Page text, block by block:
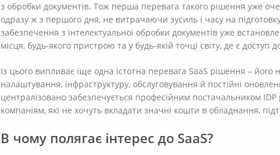
з обробки документів. Тож перша перевага такого рішення уже
одразу ж з першого дня, не витрачаючи зусиль і часу на
забезпечення з інтелектуальної обробки документів уже
місця, будь-якого пристрою та у будь-якій точці світу, де є доступ
Із цього випливає іще одна істотна перевага SaaS рішення –
налаштування, інфраструктуру, обслуговування й постійні
централізовано забезпечується професійним постачальником
компаніям, які не хочуть вкладати значні кошти в обладнання,
В чому полягає інтерес до SaaS?